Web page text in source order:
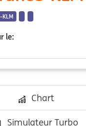
le:
Chart
Simulateur Turbo